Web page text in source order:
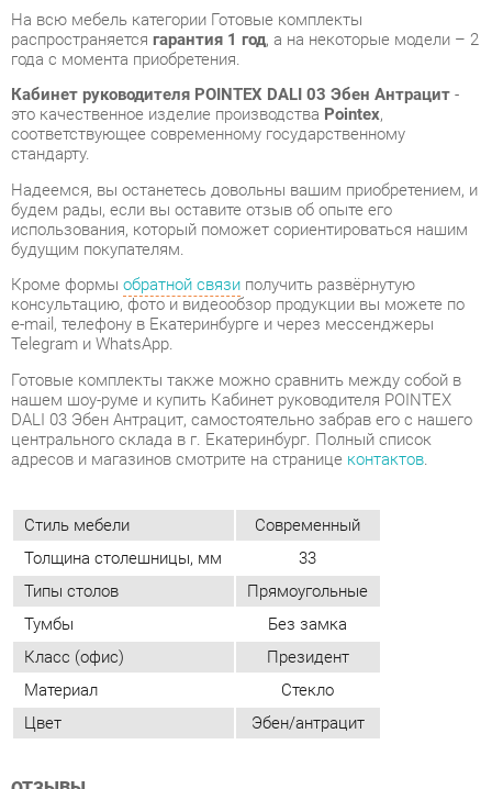
соответствующее современному государственному
стандарту.
будем рады, если вы оставите отзыв об опыте его
использования, который поможет сориентироваться нашим
будущим покупателям.
Кроме формы
консультацию, фото и видеообзор продукции вы можете по
e-mail, телефону в Екатеринбурге и через мессенджеры
Telegram и WhatsApp.
Готовые комплекты также можно сравнить между собой в
нашем шоу-руме и купить Кабинет руководителя POINTEX
DALI 03 Эбен Антрацит, самостоятельно забрав его с нашего
центрального склада в г. Екатеринбург. Полный список
адресов и магазинов смотрите на страницеконтактов.
Стиль мебели
Современный
Толщина столешницы, мм
33
Типы столов
Прямоугольные
Класс (офис)
Президент
Материал
Стекло
Цвет
Эбен/антрацит
ОТЗЫВЫ
Пока нет отзывов, поделитесь первым своим мнением.
ДОБАВИТЬ ОТЗЫВ